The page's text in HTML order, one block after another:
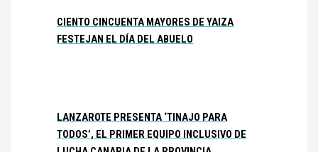
CIENTO CINCUENTA MAYORES DE YAIZA
FESTEJAN EL DÍA DEL ABUELO
LANZAROTE PRESENTA ‘TINAJO PARA
TODOS’, EL PRIMER EQUIPO INCLUSIVO DE